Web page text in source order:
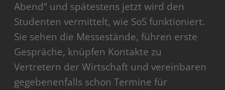
Abend“ und spätestens jetzt wird den
Studenten vermittelt, wie SoS funktioniert.
Sie sehen die Messestände, führen erste
Gespräche, knüpfen Kontakte zu
Vertretern der Wirtschaft und vereinbaren
gegebenenfalls schon Termine für